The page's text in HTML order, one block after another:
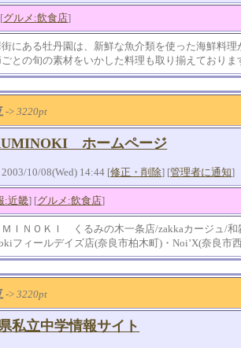
グルメ:飲食店]
にある牡丹園は、新鮮な魚介類を使った海鮮料
との旬の素材をいかした料理も取り揃えておりま
->3220pt
ホームページ
10/08(Wed) 14:44 [修正・削除] [管理者に通知]
:近畿] [グルメ:飲食店]
ＭＩＮＯＫＩ くるみの木一条店/zakkaカージュ/
フィールデイズ店(奈良市柏木町)・Noi’X(奈良市
->3220pt
私立中学情報サイト